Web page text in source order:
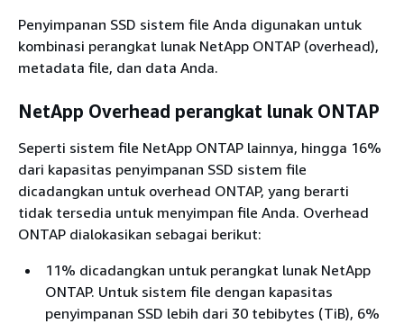
Penyimpanan SSD sistem file Anda digunakan untuk
kombinasi perangkat lunak NetApp ONTAP (overhead),
metadata file, dan data Anda.
NetApp Overhead perangkat lunak ONTAP
Seperti sistem file NetApp ONTAP lainnya, hingga 16%
dari kapasitas penyimpanan SSD sistem file
dicadangkan untuk overhead ONTAP, yang berarti
tidak tersedia untuk menyimpan file Anda. Overhead
ONTAP dialokasikan sebagai berikut:
11% dicadangkan untuk perangkat lunak NetApp
ONTAP. Untuk sistem file dengan kapasitas
penyimpanan SSD lebih dari 30 tebibytes (TiB), 6%